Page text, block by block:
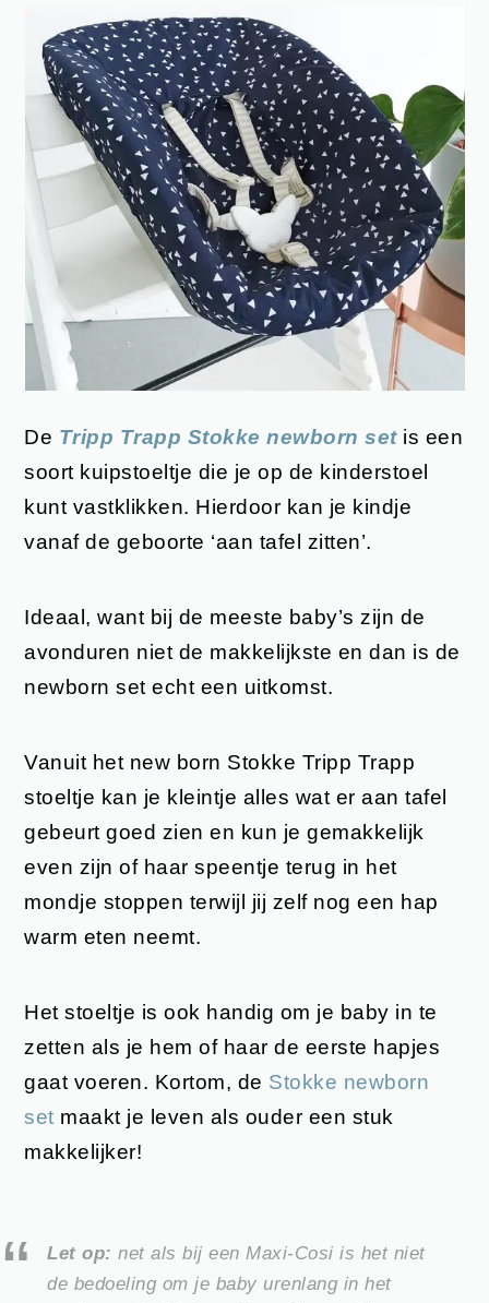
De Tripp Trapp Stokke newborn setis een
soort kuipstoeltje die je op de kinderstoel
kunt vastklikken. Hierdoor kan je kindje
vanaf de geboorte ‘aan tafel zitten’.
Ideaal, want bij de meeste baby’s zijn de
avonduren niet de makkelijkste en dan is de
newborn set echt een uitkomst.
Vanuit het new born Stokke Tripp Trapp
stoeltje kan je kleintje alles wat er aan tafel
gebeurt goed zien en kun je gemakkelijk
even zijn of haar speentje terug in het
mondje stoppen terwijl jij zelf nog een hap
warm eten neemt.
Het stoeltje is ook handig om je baby in te
zetten als je hem of haar de eerste hapjes
gaat voeren. Kortom, de Stokke newborn
set maakt je leven als ouder een stuk
makkelijker!
Let op: net als bij een Maxi-Cosi is het niet
de bedoeling om je baby urenlang in het